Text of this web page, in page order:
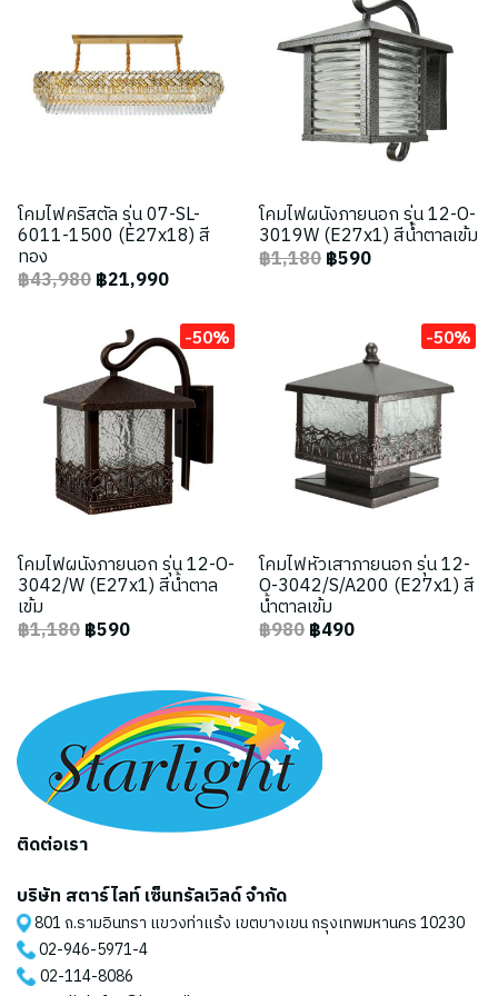
โคมไฟคริสตัล รุ่น 07-SL-
6011-1500 (E27x18) สี
ทอง
฿43,980฿21,990
โคมไฟผนังภายนอก รุ่น 12-O-
3019W (E27x1) สีน้ำตาลเข้ม
฿1,180฿590
-50%
โคมไฟผนังภายนอก รุ่น 12-O-
3042/W (E27x1) สีน้ำตาล
เข้ม
฿1,180฿590
-50%
โคมไฟหัวเสาภายนอก รุ่น 12-
O-3042/S/A200 (E27x1) สี
น้ำตาลเข้ม
฿980฿490
ติดต่อเรา
บริษัท สตาร์ไลท์ เซ็นทรัลเวิลด์ จำกัด
801 ถ.รามอินทรา แขวงท่าแร้ง เขตบางเขน กรุงเทพมหานคร 10230
02-946-5971-4
02-114-8086